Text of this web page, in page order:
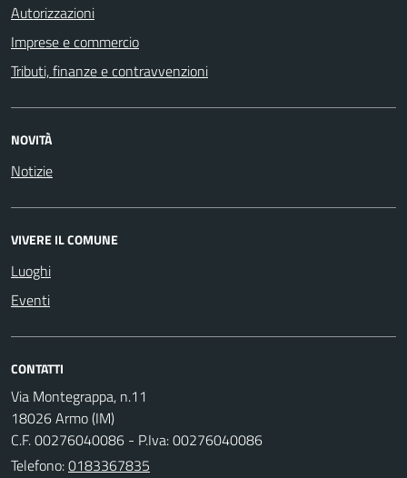
Autorizzazioni
Imprese e commercio
Tributi, finanze e contravvenzioni
NOVITÀ
Notizie
VIVERE IL COMUNE
Luoghi
Eventi
CONTATTI
Via Montegrappa, n.11
18026 Armo (IM)
C.F. 00276040086 - P.Iva: 00276040086
Telefono:0183367835